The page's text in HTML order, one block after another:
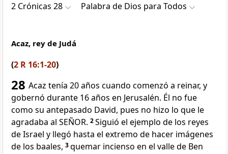
2 Crónicas 28 Palabra de Dios para Todos
Acaz, rey de Judá
(2 R 16:1-20)
28 Acaz tenía 20 años cuando comenzó a reinar, y
gobernó durante 16 años en Jerusalén. Él no fue
como su antepasado David, pues no hizo lo que le
agradaba al SEÑOR. 2Siguió el ejemplo de los reyes
de Israel y llegó hasta el extremo de hacer imágenes
de los baales, 3quemar incienso en el valle de Ben